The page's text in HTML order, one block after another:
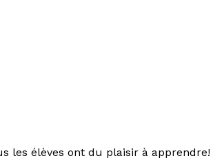
les élèves ont du plaisir à apprendre!